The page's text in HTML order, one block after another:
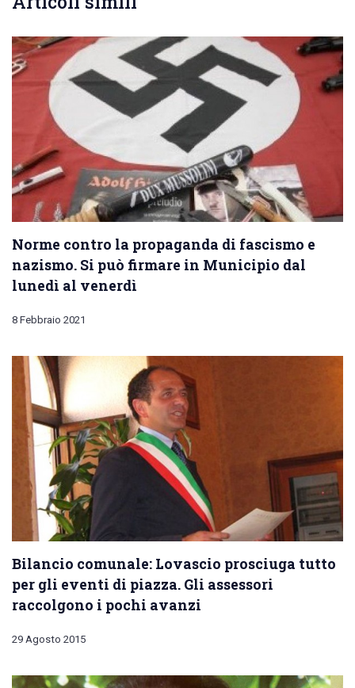
Norme contro la propaganda di fascismo e
nazismo. Si può firmare in Municipio dal
lunedì al venerdì
8 Febbraio 2021
Bilancio comunale: Lovascio prosciuga tutto
per gli eventi di piazza. Gli assessori
raccolgono i pochi avanzi
29 Agosto 2015